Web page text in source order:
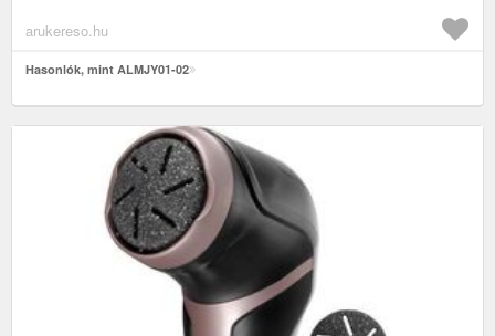
arukereso.hu
Hasonlók, mint ALMJY01-02